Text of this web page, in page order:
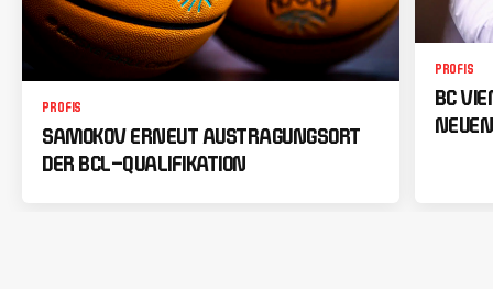
PROFIS
SAMOKOV ERNEUT AUSTRAGUNGSORT
DER BCL-QUALIFIKATION
PROFIS
BC